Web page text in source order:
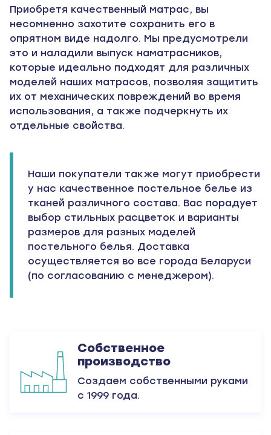
Приобретя качественный матрас, вы
несомненно захотите сохранить его в
опрятном виде надолго. Мы предусмотрели
это и наладили выпуск наматрасников,
которые идеально подходят для различных
моделей наших матрасов, позволяя защитить
их от механических повреждений во время
использования, а также подчеркнуть их
отдельные свойства.
Наши покупатели также могут приобрести
у нас качественное постельное белье из
тканей различного состава. Вас порадует
выбор стильных расцветок и варианты
размеров для разных моделей
постельного белья. Доставка
осуществляется во все города Беларуси
(по согласованию с менеджером).
Собственное
производство
Создаем собственными руками
с 1999 года.